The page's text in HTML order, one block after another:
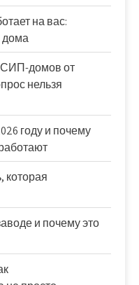
на вас:
дома
СИП-домов от
нельзя
году и почему
которая
и почему это